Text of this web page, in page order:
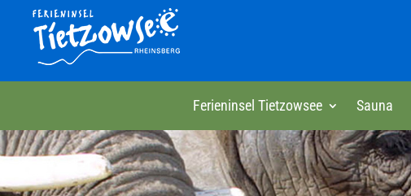
Ferieninsel Tietzowsee Sauna